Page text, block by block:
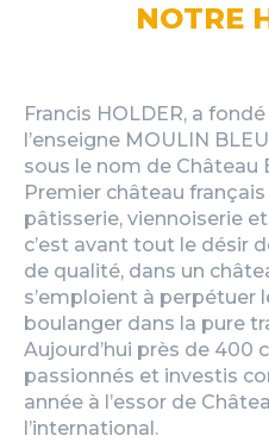
NOTRE
Francis HOLDER, a
l’enseigne MOULIN
sous le nom de Château
Premier château
pâtisserie, viennoiserie
c’est avant tout le désir
de qualité, dans un
s’emploient à perpétuer
boulanger dans la pure
Aujourd’hui près de 400
passionnés et investis
année à l’essor de
l’international.